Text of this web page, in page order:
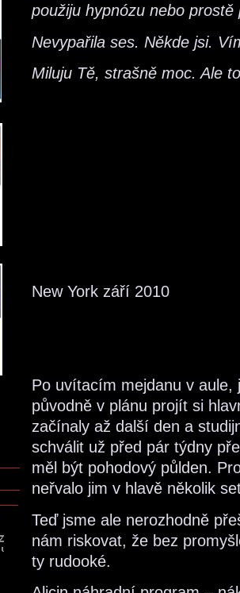
použiju hypnózu nebo prostě
Nevypařila ses. Někde jsi.
Miluju Tě, strašně moc. Ale
New York září 2010
Po uvítacím mejdanu v
původně v plánu projít si
začínaly až další den a
schválit už před pár týdny
měl být pohodový půlden.
neřvalo jim v hlavě několik
Teď jsme ale nerozhodně
nám riskovat, že bez
ty rudooké.